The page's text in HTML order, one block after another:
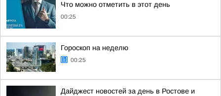
Что можно отметить в этот день
00:25
Гороскоп на неделю
00:25
Дайджест новостей за день в Ростове и